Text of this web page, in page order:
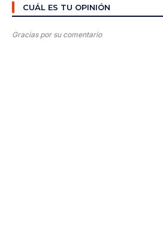
CUÁL ES TU OPINIÓN
Gracias por su comentario